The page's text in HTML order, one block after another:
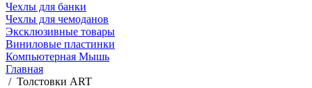
Чехлы для банки
Чехлы для чемоданов
Эксклюзивные товары
Виниловые пластинки
Компьютерная Мышь
Главная
/ Толстовки ART